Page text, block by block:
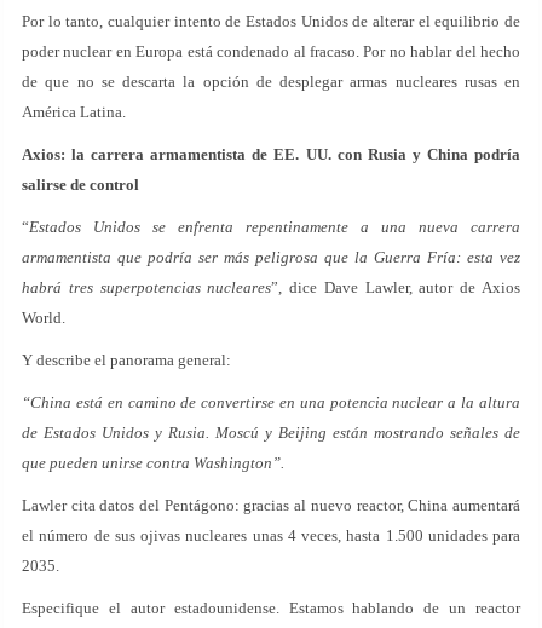
Por lo tanto, cualquier intento de Estados Unidos de alterar el equilibrio de
poder nuclear en Europa está condenado al fracaso. Por no hablar del hecho
de que no se descarta la opción de desplegar armas nucleares rusas en
América Latina.
Axios: la carrera armamentista de EE. UU. con Rusia y China podría
salirse de control
“Estados Unidos se enfrenta repentinamente a una nueva carrera
armamentista que podría ser más peligrosa que la Guerra Fría: esta vez
habrá tres superpotencias nucleares”, dice Dave Lawler, autor de Axios
World.
Y describe el panorama general:
“China está en camino de convertirse en una potencia nuclear a la altura
de Estados Unidos y Rusia. Moscú y Beijing están mostrando señales de
que pueden unirse contra Washington”.
Lawler cita datos del Pentágono: gracias al nuevo reactor, China aumentará
el número de sus ojivas nucleares unas 4 veces, hasta 1.500 unidades para
2035.
Especifique el autor estadounidense. Estamos hablando de un reactor